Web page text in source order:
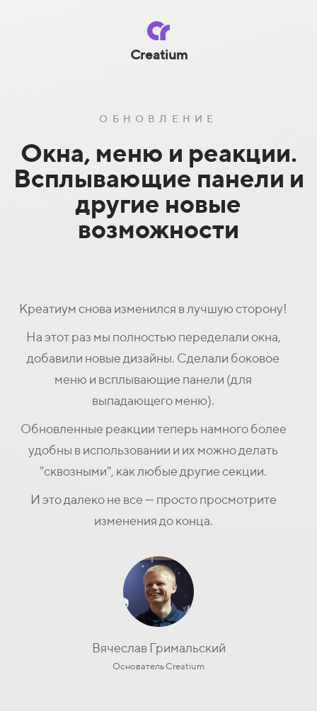
Creatium
ОБНОВЛЕНИЕ
Окна, меню и реакции.
Всплывающие панели и
другие новые
возможности
Креатиум снова изменился в лучшую сторону!
На этот раз мы полностью переделалиокна,
добавили новые дизайны. Сделали боковое
меню и всплывающие панели (для
выпадающего меню).
Обновленные реакции теперь намного более
удобны в использовании и их можно делать
"сквозными", как любые другие секции.
И это далеко не все — просто просмотрите
изменения до конца.
Вячеслав Гримальский
Основатель Creatium